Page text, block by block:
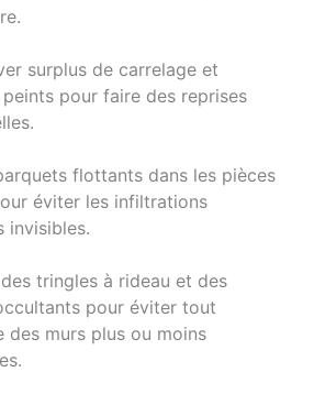
surplus de carrelage et
pour faire des reprises
flottants dans les pièces
éviter les infiltrations
invisibles.
tringles à rideau et des
pour éviter tout
des murs plus ou moins